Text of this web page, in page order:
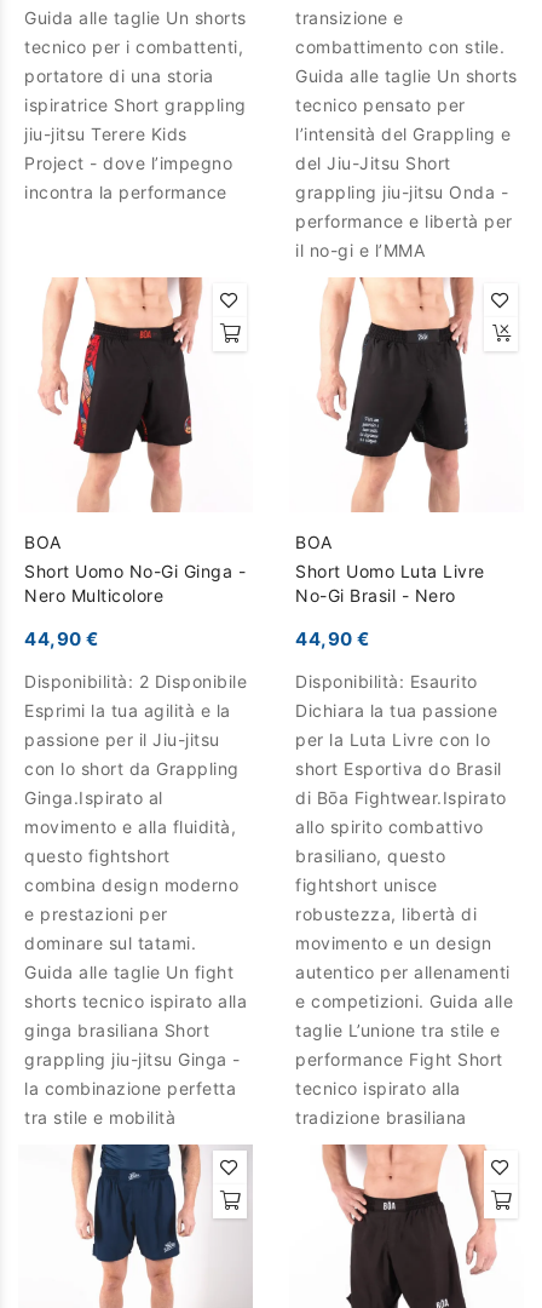
Guida alle taglie Un shorts
tecnico per i combattenti,
portatore di una storia
ispiratrice Short grappling
jiu-jitsu Terere Kids
Project - dove l’impegno
incontra la performance
transizione e
combattimento con stile.
Guida alle taglie Un shorts
tecnico pensato per
l’intensità del Grappling e
del Jiu-Jitsu Short
grappling jiu-jitsu Onda -
performance e libertà per
il no-gi e l’MMA
BOA
Short Uomo No-Gi Ginga -
Nero Multicolore
44,90 €
Disponibilità: 2 Disponibile
Esprimi la tua agilità e la
passione per il Jiu-jitsu
con lo short da Grappling
Ginga.Ispirato al
movimento e alla fluidità,
questo fightshort
combina design moderno
e prestazioni per
dominare sul tatami.
Guida alle taglie Un fight
shorts tecnico ispirato alla
ginga brasiliana Short
grappling jiu-jitsu Ginga -
la combinazione perfetta
tra stile e mobilità
BOA
Short Uomo Luta Livre
No-Gi Brasil - Nero
44,90 €
Disponibilità: Esaurito
Dichiara la tua passione
per la Luta Livre con lo
short Esportiva do Brasil
di Bōa Fightwear.Ispirato
allo spirito combattivo
brasiliano, questo
fightshort unisce
robustezza, libertà di
movimento e un design
autentico per allenamenti
e competizioni. Guida alle
taglie L’unione tra stile e
performance Fight Short
tecnico ispirato alla
tradizione brasiliana